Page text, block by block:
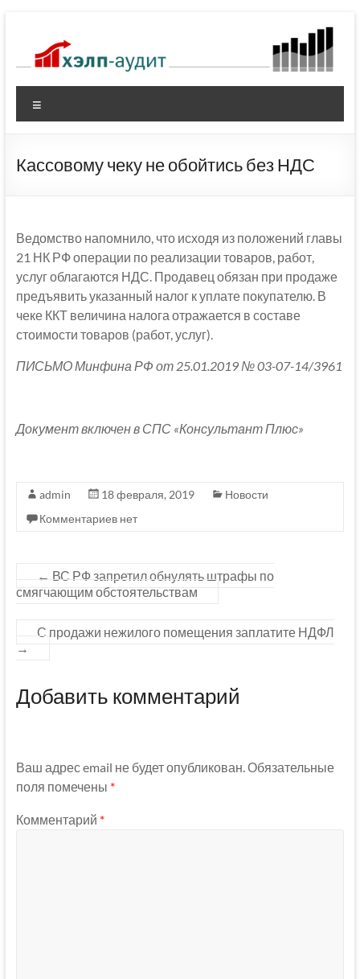
содержимому
Кассовому чеку не обойтись без НДС
Ведомство напомнило, что исходя из положений главы
21 НК РФ операции по реализации товаров, работ,
услуг облагаются НДС. Продавец обязан при продаже
предъявить указанный налог к уплате покупателю. В
чеке ККТ величина налога отражается в составе
стоимости товаров (работ, услуг).
ПИСЬМО Минфина РФ от 25.01.2019 № 03-07-14/3961
Документ включен в СПС «Консультант Плюс»
admin 18 февраля, 2019
Новости
Комментариев нет
← ВС РФ запретил обнулять штрафы по
смягчающим обстоятельствам
С продажи нежилого помещения заплатите НДФЛ
→
Добавить комментарий
Ваш адрес email не будет опубликован. Обязательные
поля помечены *
Комментарий *